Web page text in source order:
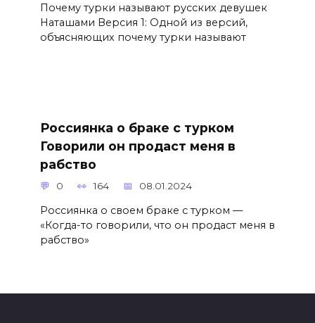
Почему турки называют русских девушек
Наташами Версия 1: Одной из версий,
объясняющих почему турки называют
Россиянка о браке с турком
Говорили он продаст меня в
рабство
0 164 08.01.2024
Россиянка о своем браке с турком —
«Когда-то говорили, что он продаст меня в
рабство»